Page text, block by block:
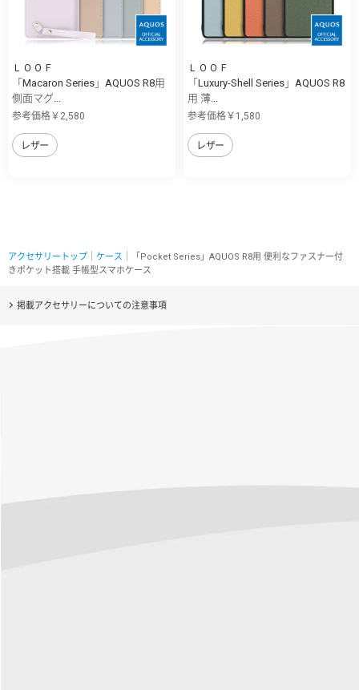
ＬＯＯＦ
「Macaron Series」AQUOS R8用
側面マグ...
参考価格￥2,580
レザー
ＬＯＯＦ
「Luxury-Shell Series」AQUOS R8
用 薄...
参考価格￥1,580
レザー
アクセサリートップ ケース ｜「Pocket Series」AQUOS R8用 便利なファスナー付
きポケット搭載 手帳型スマホケース
掲載アクセサリーについての注意事項